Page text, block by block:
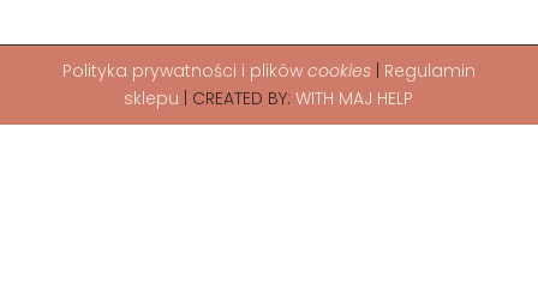
Polityka prywatności i plików cookies| Regulamin
sklepu | CREATED BY: WITH MAJ HELP